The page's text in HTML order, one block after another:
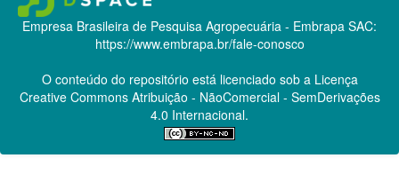
Empresa Brasileira de Pesquisa Agropecuária - Embrapa SAC:
https://www.embrapa.br/fale-conosco
O conteúdo do repositório está licenciado sob a Licença
Creative CommonsAtribuição - NãoComercial - SemDerivações
4.0 Internacional.